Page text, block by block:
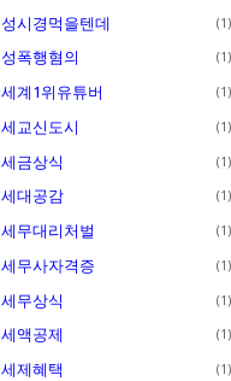
성시경먹을텐데 1
성폭행혐의 1
세계1위유튜버 1
세교신도시 1
세금상식 1
세대공감 1
세무대리처벌 1
세무사자격증 1
세무상식 1
세액공제 1
세제혜택 1